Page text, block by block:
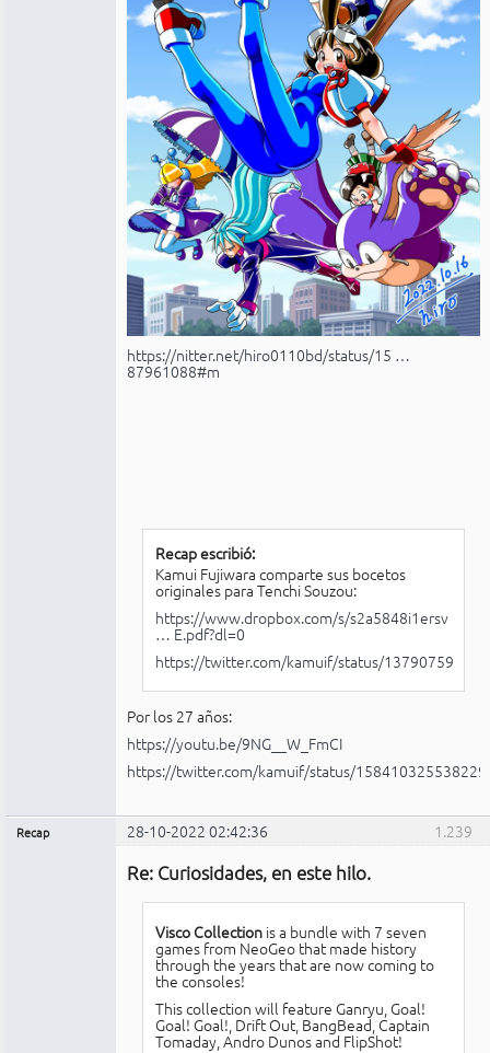
https://nitter.net/hiro0110bd/status/15 …
87961088#m
Recap escribió:
Kamui Fujiwara comparte sus bocetos
originales para Tenchi Souzou:
https://www.dropbox.com/s/s2a5848i1ersv
… E.pdf?dl=0
https://twitter.com/kamuif/status/
Por los 27 años:
https://youtu.be/9NG__W_FmCI
https://twitter.com/kamuif/status/
1.239
Recap 28-10-2022 02:42:36
Re: Curiosidades, en este hilo.
Visco Collectionis a bundle with 7 seven
games from NeoGeo that made history
through the years that are now coming to
the consoles!
This collection will feature Ganryu, Goal!
Goal! Goal!, Drift Out, BangBead, Captain
Tomaday, Andro Dunos and FlipShot!